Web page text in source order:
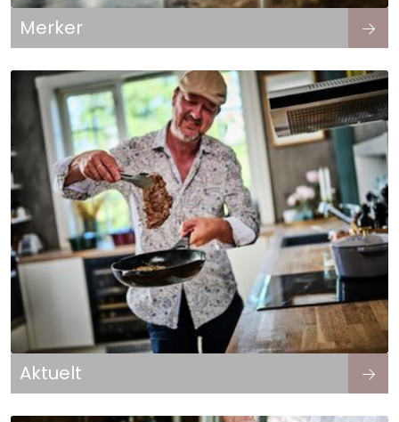
Merker
Aktuelt